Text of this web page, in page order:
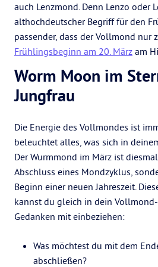
auch Lenzmond. Denn Lenzo oder
althochdeutscher Begriff für den
passender, dass der Vollmond nur
Frühlingsbeginn am 20. März am
Worm Moon im
Jungfrau
Die Energie des Vollmondes ist
beleuchtet alles, was sich in
Der Wurmmond im März ist
Abschluss eines Mondzyklus,
Beginn einer neuen Jahreszeit.
kannst du gleich in dein
Gedanken mit einbeziehen:
Was möchtest du mit dem
abschließen?